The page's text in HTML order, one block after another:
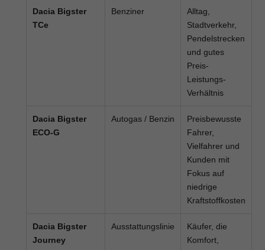
Dacia Bigster
TCe
Benziner
Alltag,
Stadtverkehr,
Pendelstrecken
und gutes
Preis-
Leistungs-
Verhältnis
Dacia Bigster
ECO-G
Autogas / Benzin
Preisbewusste
Fahrer,
Vielfahrer und
Kunden mit
Fokus auf
niedrige
Kraftstoffkosten
Dacia Bigster
Journey
Ausstattungslinie
Käufer, die
Komfort,